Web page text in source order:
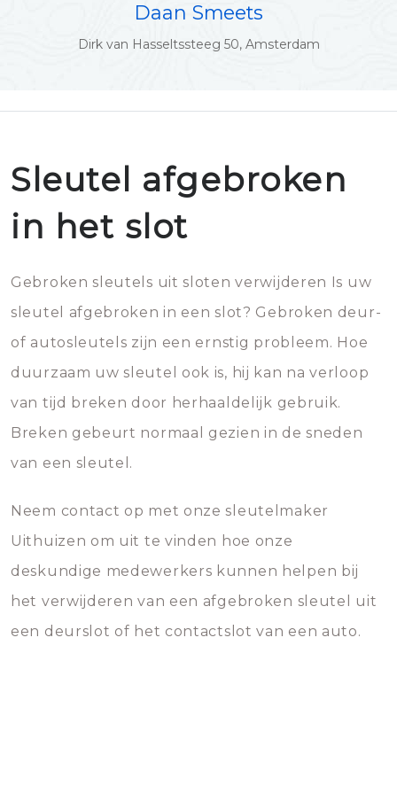
Daan Smeets
Dirk van Hasseltssteeg 50, Amsterdam
Sleutel afgebroken
in het slot
Gebroken sleutels uit sloten verwijderen Is uw
sleutel afgebroken in een slot? Gebroken deur-
of autosleutels zijn een ernstig probleem. Hoe
duurzaam uw sleutel ook is, hij kan na verloop
van tijd breken door herhaaldelijk gebruik.
Breken gebeurt normaal gezien in de sneden
van een sleutel.
Neem contact op met onze sleutelmaker
Uithuizen om uit te vinden hoe onze
deskundige medewerkers kunnen helpen bij
het verwijderen van een afgebroken sleutel uit
een deurslot of het contactslot van een auto.